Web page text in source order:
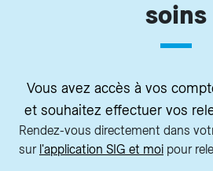
soins
Vous avez accès à vos
et souhaitez effectuer vos
Rendez-vous directement dans
sur l'application SIG et moi pour